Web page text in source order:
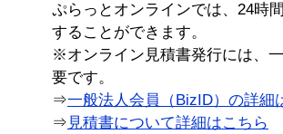
ぷらっとオンラインでは、24時
することができます。
※オンライン見積書発行には、
要です。
⇒一般法人会員（BizID）の詳細
⇒ 見積書について詳細はこちら